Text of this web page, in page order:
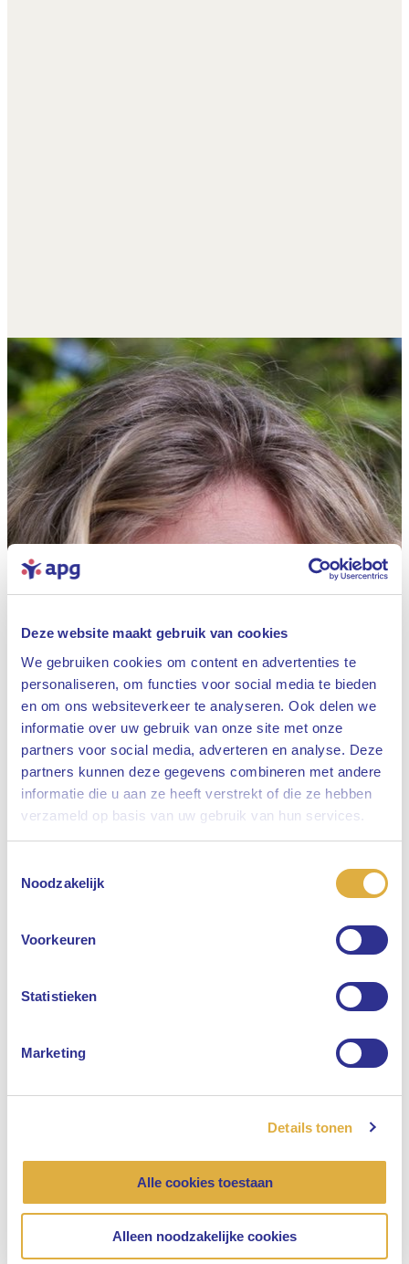
Deze website maakt gebruik van cookies
We gebruiken cookies om content en advertenties te
personaliseren, om functies voor social media te bieden
en om ons websiteverkeer te analyseren. Ook delen we
informatie over uw gebruik van onze site met onze
partners voor social media, adverteren en analyse. Deze
partners kunnen deze gegevens combineren met andere
informatie die u aan ze heeft verstrekt of die ze hebben
verzameld op basis van uw gebruik van hun services.
Noodzakelijk
Voorkeuren
Statistieken
Marketing
Details tonen
Alle cookies toestaan
Alleen noodzakelijke cookies
Sluiten